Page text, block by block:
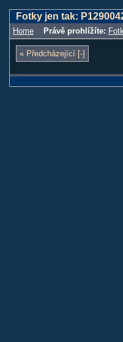
Fotky jen tak:
Home Právě prohlížíte:
« Předcházející [-]